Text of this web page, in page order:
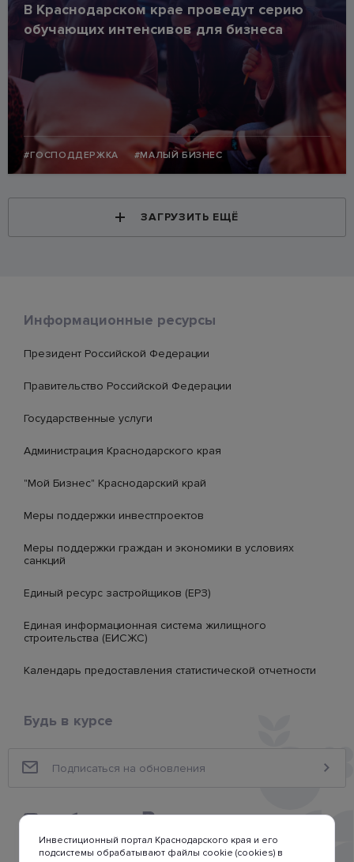
В Краснодарском крае проведут серию
обучающих интенсивов для бизнеса
#ГОСПОДДЕРЖКА #МАЛЫЙ БИЗНЕС
ЗАГРУЗИТЬ ЕЩЁ
Информационные ресурсы
Президент Российской Федерации
Правительство Российской Федерации
Государственные услуги
Администрация Краснодарского края
"Мой Бизнес" Краснодарский край
Меры поддержки инвестпроектов
Меры поддержки граждан и экономики в условиях
санкций
Единый ресурс застройщиков (ЕРЗ)
Единая информационная система жилищного
строительства (ЕИСЖС)
Календарь предоставления статистической отчетности
Будь в курсе
Инвестиционный портал Краснодарского края и его
подсистемы обрабатывают файлы cookie (cookies) в